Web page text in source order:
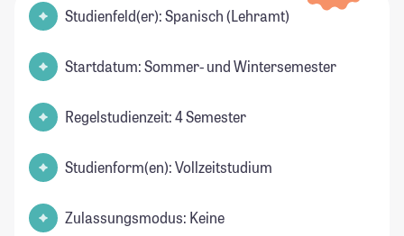
Studienfeld(er): Spanisch (Lehramt)
Startdatum: Sommer- und Wintersemester
Regelstudienzeit: 4 Semester
Studienform(en): Vollzeitstudium
Zulassungsmodus: Keine